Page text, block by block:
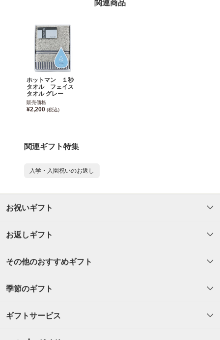
関連商品
ホットマン １秒
タオル フェイス
タオル グレー
販売価格
¥2,200 (税込)
関連ギフト特集
入学・入園祝いのお返し
お祝いギフト
お返しギフト
その他のおすすめギフト
季節のギフト
ギフトサービス